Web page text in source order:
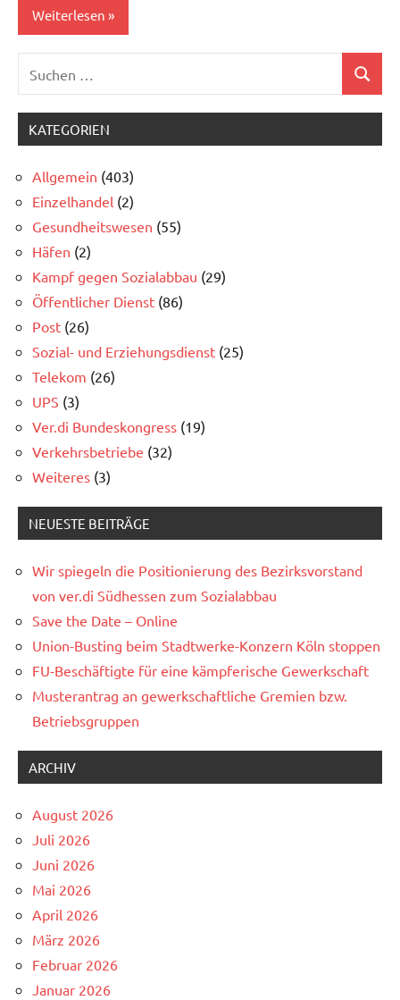
Weiterlesen
Verkehrsbetriebe
nach:
Suchen
KATEGORIEN
Allgemein (403)
Einzelhandel (2)
Gesundheitswesen (55)
Häfen (2)
Kampf gegen Sozialabbau (29)
Öffentlicher Dienst (86)
Post (26)
Sozial- und Erziehungsdienst (25)
Telekom (26)
UPS (3)
Ver.di Bundeskongress (19)
Verkehrsbetriebe (32)
Weiteres (3)
NEUESTE BEITRÄGE
Wir spiegeln die Positionierung des Bezirksvorstand
von ver.di Südhessen zum Sozialabbau
Save the Date – Online
Union-Busting beim Stadtwerke-Konzern Köln stoppen
FU-Beschäftigte für eine kämpferische Gewerkschaft
Musterantrag an gewerkschaftliche Gremien bzw.
Betriebsgruppen
ARCHIV
August 2026
Juli 2026
Juni 2026
Mai 2026
April 2026
März 2026
Februar 2026
Januar 2026